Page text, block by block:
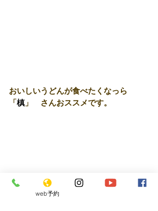
おいしいうどんが食べたくなっら
「 槙」　さんおススメです。
web予約